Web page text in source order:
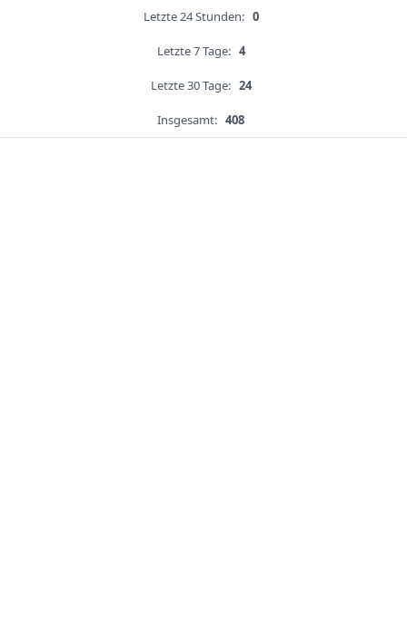
Letzte 24 Stunden: 0
Letzte 7 Tage: 4
Letzte 30 Tage: 24
Insgesamt: 408